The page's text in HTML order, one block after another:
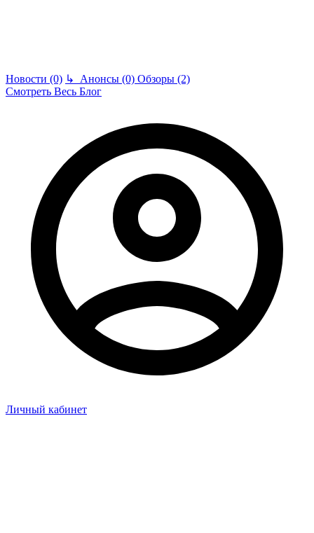
Новости (0) ↳ Анонсы (0) Обзоры (2)
Смотреть Весь Блог
Личный кабинет